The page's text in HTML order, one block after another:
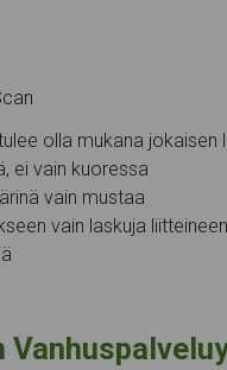
olla mukana jokaisen
ei vain kuoressa
vain mustaa
vain laskuja liitteineen